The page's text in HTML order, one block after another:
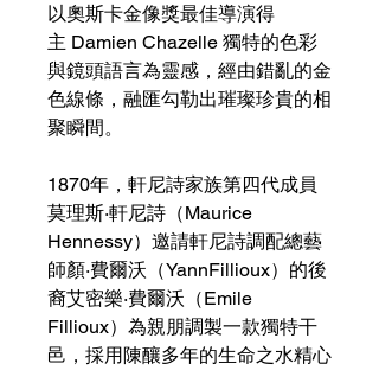
以奧斯卡金像獎最佳導演得
主 Damien Chazelle 獨特的色彩
與鏡頭語言為靈感，經由錯亂的金
色線條，融匯勾勒出璀璨珍貴的相
聚瞬間。
1870年，軒尼詩家族第四代成員
莫理斯·軒尼詩（Maurice
Hennessy）邀請軒尼詩調配總藝
師顏·費爾沃（YannFillioux）的後
裔艾密樂·費爾沃（Emile
Fillioux）為親朋調製一款獨特干
邑，採用陳釀多年的生命之水精心